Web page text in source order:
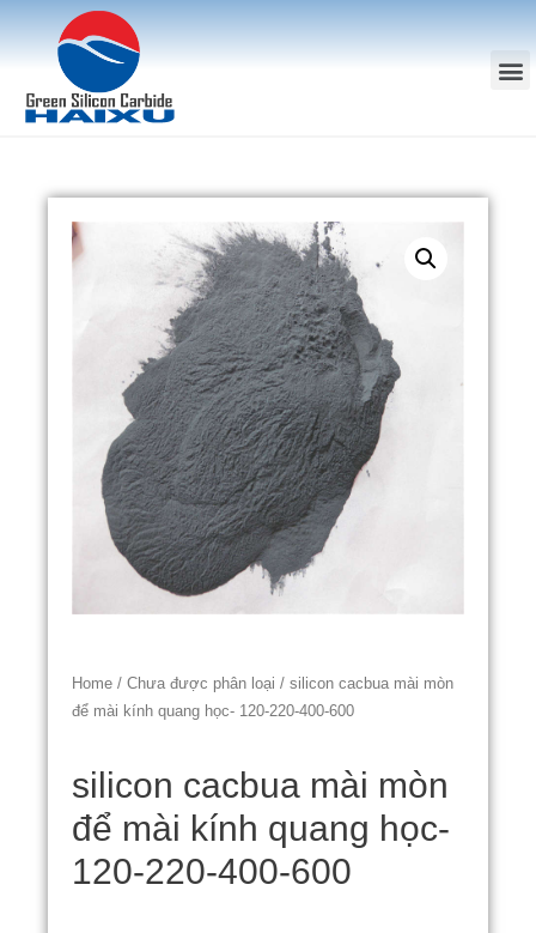
Home / Chưa được phân loại / silicon cacbua mài mòn
để mài kính quang học- 120-220-400-600
silicon cacbua mài mòn
để mài kính quang học-
120-220-400-600